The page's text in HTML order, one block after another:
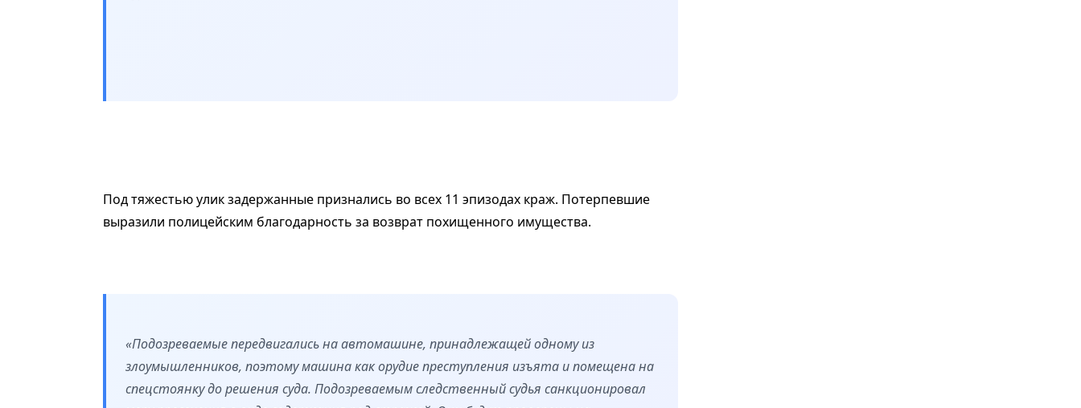
Под тяжестью улик задержанные признались во всех 11 эпизодах краж. Потерпевшие
выразили полицейским благодарность за возврат похищенного имущества.
«Подозреваемые передвигались на автомашине, принадлежащей одному из
злоумышленников, поэтому машина как орудие преступления изъята и помещена на
спецстоянку до решения суда. Подозреваемым следственный судья санкционировал